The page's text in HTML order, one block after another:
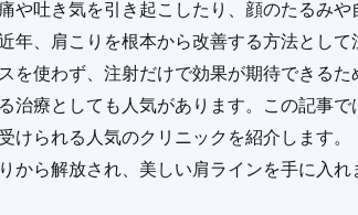
や吐き気を引き起こしたり、顔のたるみや
年、肩こりを根本から改善する方法とし
を使わず、注射だけで効果が期待できる
治療としても人気があります。この記事
けられる人気のクリニックを紹介します。
から解放され、美しい肩ラインを手に入れ